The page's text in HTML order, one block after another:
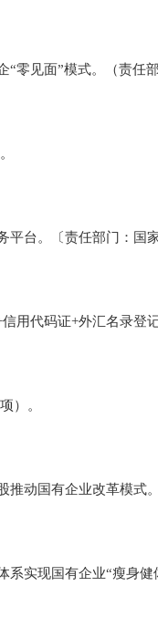
见面”模式。（责任
台。〔责任部门：国
代码证+外汇名录登
）。
动国有企业改革模式
实现国有企业“瘦身健